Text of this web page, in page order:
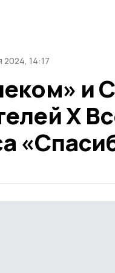
2024, 14:17
и
Х